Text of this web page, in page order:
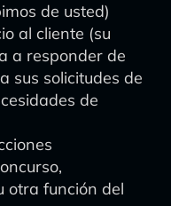
de usted)
al cliente (su
a responder de
sus solicitudes de
de
otra función del